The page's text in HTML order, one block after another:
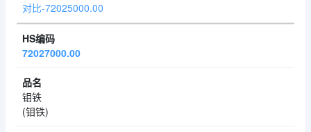
对比-72025000.00
72027000.00
钼铁
(钼铁)